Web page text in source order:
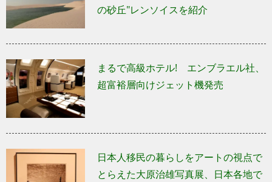
の砂丘"レンソイスを紹介
まるで高級ホテル! エンブラエル社、
超富裕層向けジェット機発売
日本人移民の暮らしをアートの視点で
とらえた大原治雄写真展、日本各地で